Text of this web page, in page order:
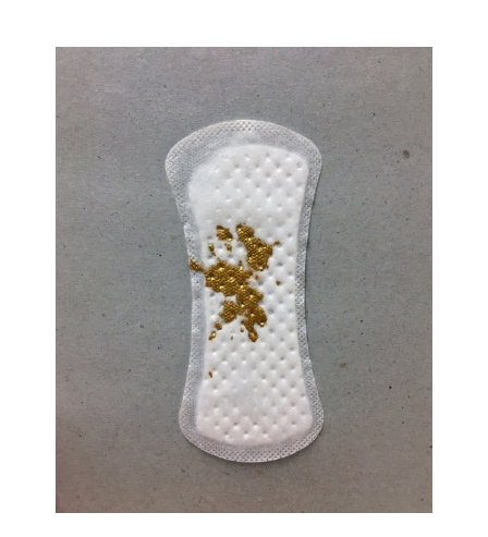
Mirjam Steffen
Die Goldene Regel
2019